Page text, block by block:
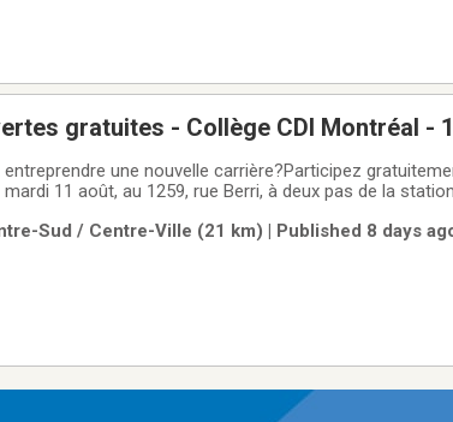
gratuites - Collège CDI Montréal -
une nouvelle carrière?Participez
11 août, au 1259, rue Berri, à deux pas de la
conviviale.✔
Sud / Centre-Ville (21 km) | Published 8 days